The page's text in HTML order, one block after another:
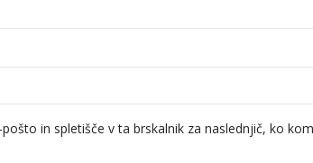
in spletišče v ta brskalnik za naslednjič, ko